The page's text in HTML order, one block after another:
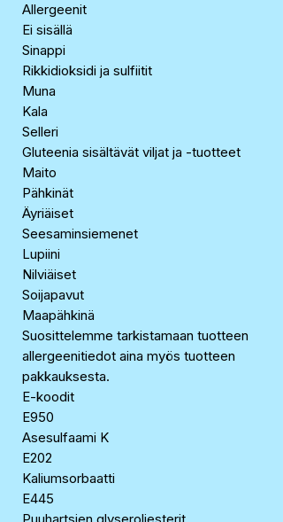
Allergeenit
Ei sisällä
Sinappi
Rikkidioksidi ja sulfiitit
Muna
Kala
Selleri
Gluteenia sisältävät viljat ja -tuotteet
Maito
Pähkinät
Äyriäiset
Seesaminsiemenet
Lupiini
Nilviäiset
Soijapavut
Maapähkinä
Suosittelemme tarkistamaan tuotteen
allergeenitiedot aina myös tuotteen
pakkauksesta.
E-koodit
E950
Asesulfaami K
E202
Kaliumsorbaatti
E445